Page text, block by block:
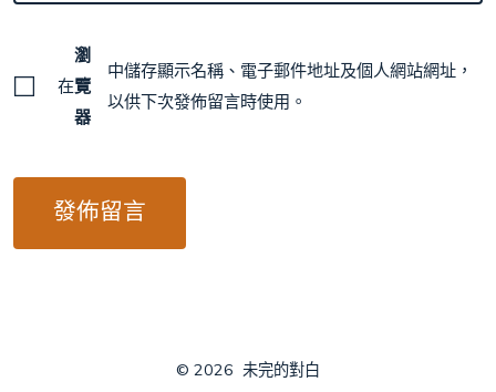
在
瀏
覽
器
中儲存顯示名稱、電子郵件地址及個人網站網址，
以供下次發佈留言時使用。
© 2026 未完的對白